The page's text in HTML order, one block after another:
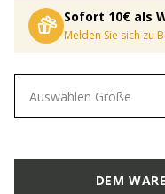
Sofort 10€ als
Melden Sie sich zu
Auswählen Größe
DEM